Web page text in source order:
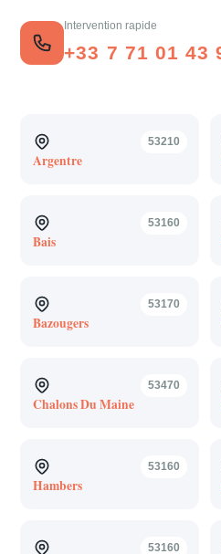
Intervention rapide
+33 7 71 01 43
53210
Argentre
53160
Bais
53170
Bazougers
53470
Chalons Du Maine
53160
Hambers
53160